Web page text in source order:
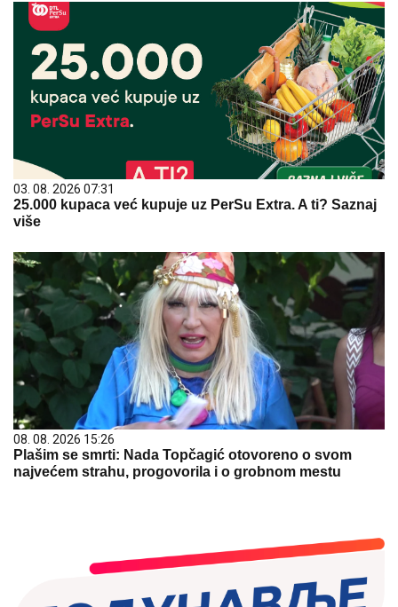
03. 08. 2026 07:31
25.000 kupaca već kupuje uz PerSu Extra. A ti? Saznaj
više
08. 08. 2026 15:26
Plašim se smrti: Nada Topčagić otovoreno o svom
najvećem strahu, progovorila i o grobnom mestu